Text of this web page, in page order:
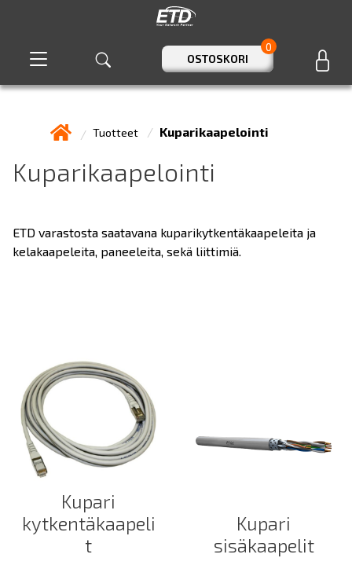
OSTOSKORI
0
Tuotteet Kuparikaapelointi
Kuparikaapelointi
ETD varastosta saatavana kuparikytkentäkaapeleita ja
kelakaapeleita, paneeleita, sekä liittimiä.
Kupari
kytkentäkaapeli
t
Kupari
sisäkaapelit